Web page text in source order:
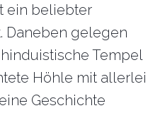
ein beliebter
Daneben gelegen
Tempel
Höhle mit allerlei
Geschichte